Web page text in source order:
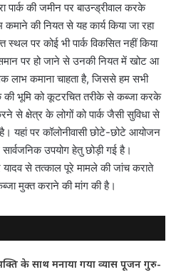
पार्क की जमीन पर बाउन्ड्रीवाल करके
की नियत से यह कार्य किया जा रहा
पर कोई भी पार्क विकसित नहीं किया
पर हो जाने से उनकी नियत में खोट आ
कमाना चाहता है, जिससे हम सभी
की भूमि को कूटरचित तरीके से कब्जा करके
से क्षेत्र के लोगों को पार्क जैसी सुविधा से
यहां पर कॉलोनीवासी छोटे-छोटे आयोजन
उपयोग हेतु छोड़ी गई है।
यादव से तत्काल पूरे मामले की जांच कराते
मुक्त कराने की मांग की है।
के साथ मनाया गया व्यास पूजन गुरु-